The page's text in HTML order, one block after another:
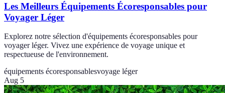
Les Meilleurs Équipements Écoresponsables pour
Voyager Léger
Explorez notre sélection d'équipements écoresponsables pour
voyager léger. Vivez une expérience de voyage unique et
respectueuse de l'environnement.
équipements écoresponsablesvoyage léger
Aug 5